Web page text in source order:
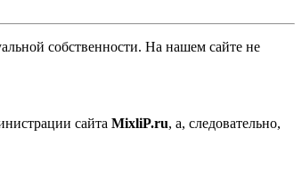
собственности. На нашем сайте не
сайта MixliP.ru, а, следовательно,